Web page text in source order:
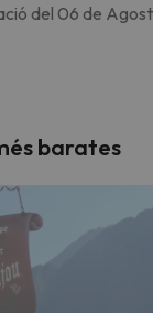
del 06 de Agost
barates